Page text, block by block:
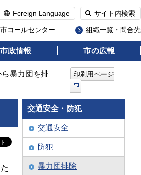
Foreign Language サイト内検索
コールセンター 組織一覧・問合先
市政情報 市の広報
暴力団を排
印刷用ページ
交通安全・防犯
交通安全
防犯
暴力団排除